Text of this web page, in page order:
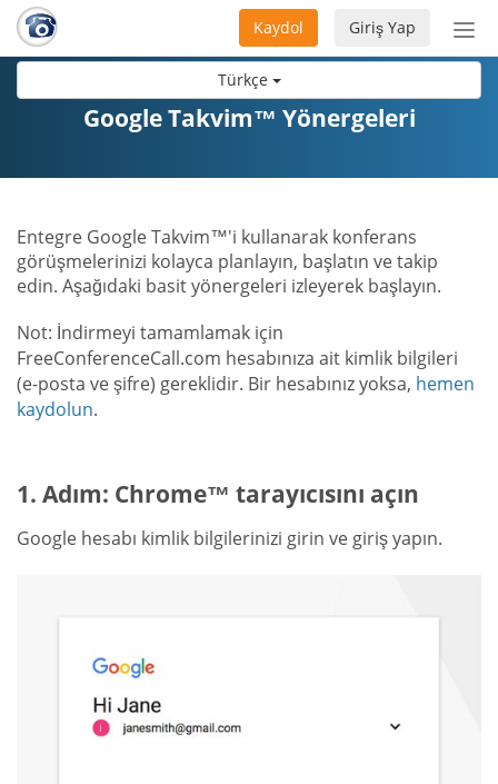
Türkçe
aç/
Giriş Yap
Kaydol
Google Takvim™ Yönergeleri
Entegre Google Takvim™'i kullanarak konferans
görüşmelerinizi kolayca planlayın, başlatın ve takip
edin. Aşağıdaki basit yönergeleri izleyerek başlayın.
Not: İndirmeyi tamamlamak için
FreeConferenceCall.com hesabınıza ait kimlik bilgileri
(e-posta ve şifre) gereklidir. Bir hesabınız yoksa, hemen
kaydolun.
1. Adım: Chrome™ tarayıcısını açın
Google hesabı kimlik bilgilerinizi girin ve giriş yapın.